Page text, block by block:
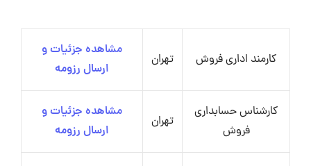
کارمند اداری فروش تهران
مشاهده جزئیات و
ارسال رزومه
کارشناس حسابداری
فروش
تهران
مشاهده جزئیات و
ارسال رزومه